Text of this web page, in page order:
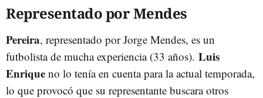
Representado por Mendes
Pereira, representado por Jorge Mendes, es un
futbolista de mucha experiencia (33 años). Luis
Enrique no lo tenía en cuenta para la actual temporada,
lo que provocó que su representante buscara otros